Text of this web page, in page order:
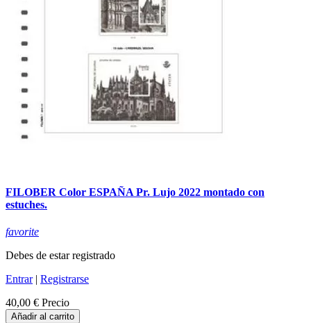
FILOBER Color ESPAÑA Pr. Lujo 2022 montado con
estuches.
favorite
Debes de estar registrado
Entrar| Registrarse
40,00 € Precio
Añadir al carrito